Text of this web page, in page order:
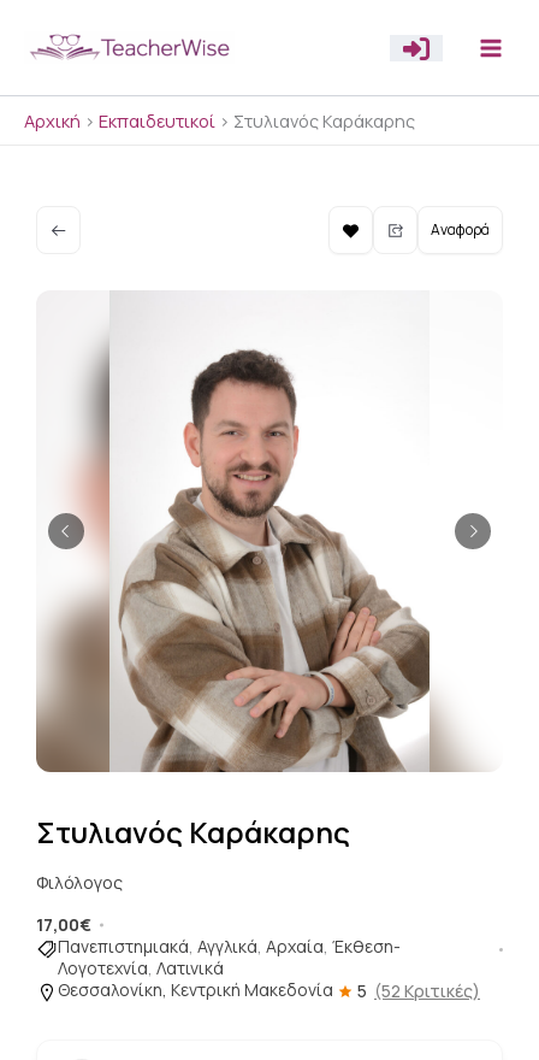
Αρχική > Εκπαιδευτικοί > Στυλιανός Καράκαρης
Αναφορά
Στυλιανός Καράκαρης
Φιλόλογος
17,00€
Πανεπιστημιακά, Αγγλικά, Αρχαία, Έκθεση-
Λογοτεχνία, Λατινικά
Θεσσαλονίκη, Κεντρική Μακεδονία
5 (52 Κριτικές)